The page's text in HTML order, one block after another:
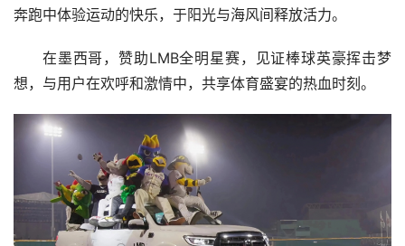
奔跑中体验运动的快乐，于阳光与海风间释放活力。
在墨西哥，赞助LMB全明星赛，见证棒球英豪挥击梦
想，与用户在欢呼和激情中，共享体育盛宴的热血时刻。